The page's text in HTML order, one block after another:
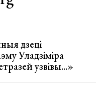
дзеці
Уладзіміра
узвівы...»